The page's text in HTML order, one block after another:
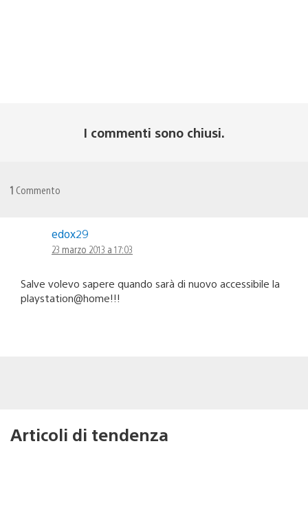
I commenti sono chiusi.
1 Commento
edox29
23 marzo 2013 a 17:03
Salve volevo sapere quando sarà di nuovo accessibile la
playstation@home!!!
Articoli di tendenza